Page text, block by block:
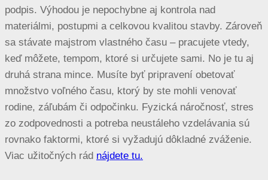
podpis. Výhodou je nepochybne aj kontrola nad
materiálmi, postupmi a celkovou kvalitou stavby. Zároveň
sa stávate majstrom vlastného času – pracujete vtedy,
keď môžete, tempom, ktoré si určujete sami. No je tu aj
druhá strana mince. Musíte byť pripravení obetovať
množstvo voľného času, ktorý by ste mohli venovať
rodine, záľubám či odpočinku. Fyzická náročnosť, stres
zo zodpovednosti a potreba neustáleho vzdelávania sú
rovnako faktormi, ktoré si vyžadujú dôkladné zváženie.
Viac užitočných rád nájdete tu.